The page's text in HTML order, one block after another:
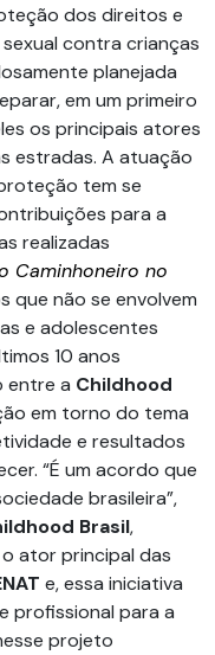
dos direitos e
contra crianças
planejada
em um primeiro
os principais atores
estradas. A atuação
tem se
para a
realizadas
Caminhoneiro no
que não se envolvem
e adolescentes
10 anos
entre a Childhood
em torno do tema
e resultados
“É um acordo que
brasileira”,
Brasil,
o ator principal das
e, essa iniciativa
profissional para a
projeto